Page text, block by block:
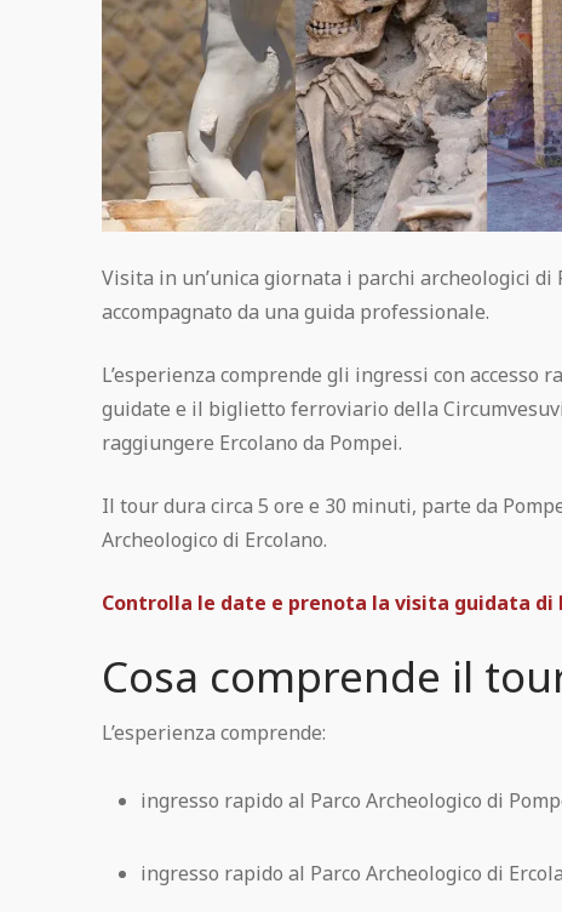
Visita in un’unica giornata i parchi archeologici di
accompagnato da una guida professionale.
L’esperienza comprende gli ingressi con accesso
guidate e il biglietto ferroviario della
raggiungere Ercolano da Pompei.
Il tour dura circa 5 ore e 30 minuti, parte da
Archeologico di Ercolano.
Controlla le date e prenota la visita guidata di
Cosa comprende il
L’esperienza comprende:
ingresso rapido al Parco Archeologico di
ingresso rapido al Parco Archeologico di
Pompei, Ercolano e Vesuvio da Napoli
Vesuvio, Ercolano e Pompei Pass
Pompei e Vesuvio da Roma
Pompei Plus e ville suburbane
Come acquistare i biglietti per Pompei